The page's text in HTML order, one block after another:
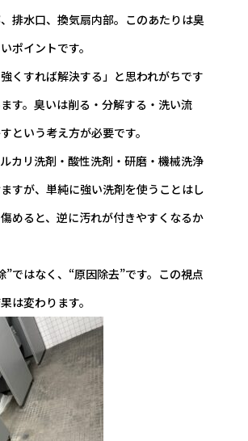
排水口、換気扇内部。このあたりは臭
ポイントです。
くすれば解決する」と思われがちです
す。臭いは削る・分解する・洗い流
という考え方が必要です。
カリ洗剤・酸性洗剤・研磨・機械洗浄
すが、単純に強い洗剤を使うことはし
めると、逆に汚れが付きやすくなるか
”ではなく、“原因除去”です。この視点
は変わります。